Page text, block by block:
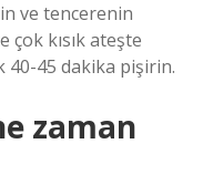
ve tencerenin
çok kısık ateşte
40-45 dakika pişirin.
zaman